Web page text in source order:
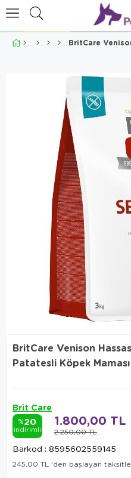
BritCare Venison
Patatesli Köpek
Brit Care
%20
indirimli 2.250,00 TL
1.800,00 TL
Barkod : 8595602559145
245,00 TL 'den başlayan